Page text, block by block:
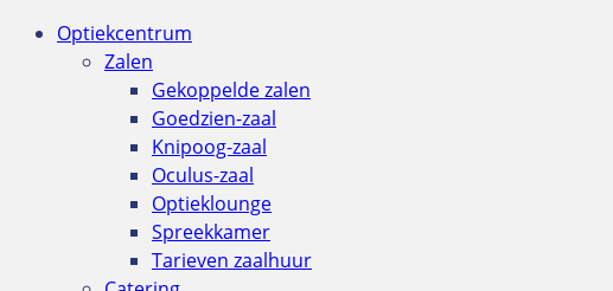
Optiekcentrum
Zalen
Gekoppelde zalen
Goedzien-zaal
Knipoog-zaal
Oculus-zaal
Optieklounge
Spreekkamer
Tarieven zaalhuur